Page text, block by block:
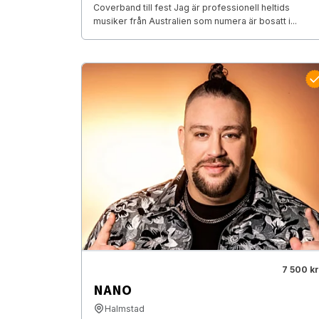
Coverband till fest Jag är professionell heltids
musiker från Australien som numera är bosatt i...
7 500 kr
NANO
Halmstad